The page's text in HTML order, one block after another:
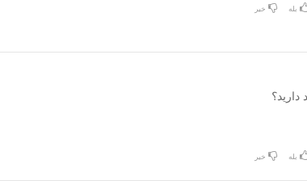
بله خیر
دارید؟
بله خیر